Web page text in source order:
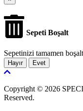
Sepeti Boşalt
Sepetinizi tamamen
Hayır Evet
Copyright © 2026
Reserved.